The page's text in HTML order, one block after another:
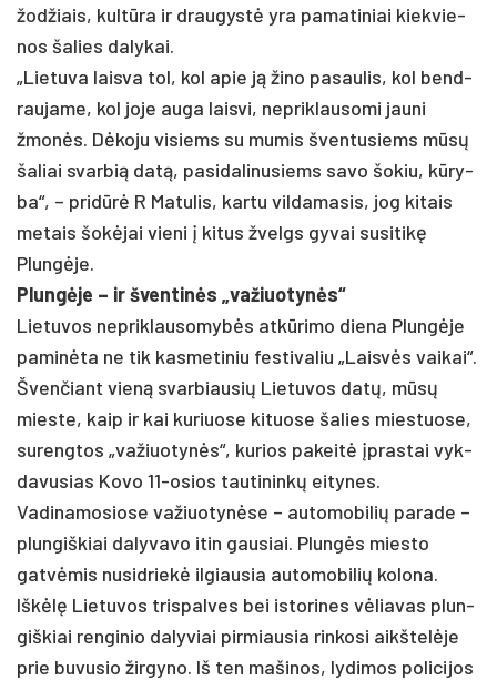
žod­žiais, kultū­ra ir drau­gystė yra pa­ma­ti­niai kiek­vie­
nos ša­lies da­ly­kai.
„Lie­tu­va lais­va tol, kol apie ją ži­no pa­sau­lis, kol bend­
rau­ja­me, kol jo­je au­ga lais­vi, ne­prik­lau­so­mi jau­ni
žmonės. Dėko­ju vi­siems su mu­mis šven­tu­siems mūsų
ša­liai svar­bią datą, pa­si­da­li­nu­siems sa­vo šo­kiu, kūry­
ba“, – pri­dūrė R Ma­tu­lis, kar­tu vil­da­ma­sis, jog ki­tais
me­tais šokė­jai vie­ni į ki­tus žvelgs gy­vai su­si­tikę
Plungė­je.
Plungė­je – ir šven­tinės „va­žiuo­tynės“
Lie­tu­vos ne­prik­lau­so­mybės at­kūri­mo die­na Plungė­je
pa­minė­ta ne tik kas­me­ti­niu fes­ti­va­liu „Laisvės vai­kai“.
Šven­čiant vieną svar­biau­sių Lie­tu­vos datų, mūsų
mies­te, kaip ir kai ku­riuo­se ki­tuo­se ša­lies mies­tuo­se,
su­reng­tos „va­žiuo­tynės“, ku­rios pa­keitė įpras­tai vyk­
da­vu­sias Ko­vo 11-osios tau­ti­ninkų ei­ty­nes.
Va­di­na­mo­sio­se va­žiuo­tynė­se – au­to­mo­bi­lių pa­ra­de –
plun­giš­kiai da­ly­va­vo itin gau­siai. Plungės mies­to
gatvė­mis nu­si­driekė il­giau­sia au­to­mo­bi­lių ko­lo­na.
Iškėlę Lie­tu­vos tris­pal­ves bei is­to­ri­nes vėlia­vas plun­
giš­kiai ren­gi­nio da­ly­viai pir­miau­sia rin­ko­si aikš­telė­je
prie bu­vu­sio žir­gy­no. Iš ten ma­ši­nos, ly­di­mos po­li­ci­jos